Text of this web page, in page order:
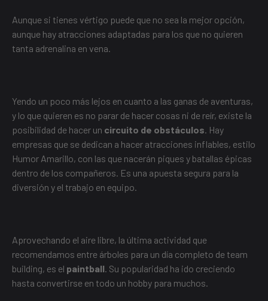
Aunque si tienes vértigo puede que no sea la mejor opción,
aunque hay atracciones adaptadas para los que no quieren
tanta adrenalina en vena.
Yendo un poco más lejos en cuanto a las ganas de aventuras,
y lo que quieren es no parar de hacer cosas ni de reír, existe la
posibilidad de hacer un circuito de obstáculos. Hay
empresas que se dedican a hacer atracciones inflables, estilo
Humor Amarillo, con las que nacerán piques y batallas épicas
dentro de los compañeros. Es una apuesta segura para la
diversión y el trabajo en equipo.
Aprovechando el aire libre, la última actividad que
recomendamos entre árboles para un día completo de team
building, es el paintball. Su popularidad ha ido creciendo
hasta convertirse en todo un hobby para muchos.